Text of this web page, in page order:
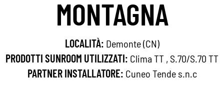
IN EVIDENZA
CONTATTI
IT
MONTAGNA
LOCALITÀ: Demonte (CN)
PRODOTTI SUNROOM UTILIZZATI: Clima TT , S.70/S.70 TT
PARTNER INSTALLATORE: Cuneo Tende s.n.c